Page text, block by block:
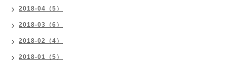
2018-04（5）
2018-03（6）
2018-02（4）
2018-01（5）